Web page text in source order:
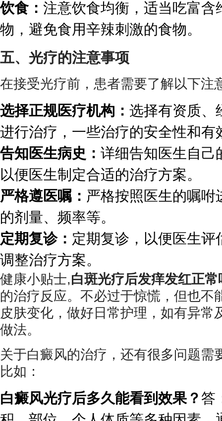
饮食： 注意饮食均衡，适当吃富含
物，避免食用辛辣刺激的食物。
五、光疗的注意事项
在接受光疗前，患者需要了解以下注
选择正规医疗机构： 选择有资质、
进行治疗，一些治疗的安全性和有
告知医生病史： 详细告知医生自己
以便医生制定合适的治疗方案。
严格遵医嘱： 严格按照医生的嘱
的剂量、频率等。
定期复诊： 定期复诊，以便医生评
调整治疗方案。
健康小贴士,白斑光疗后发痒发红正常
的治疗反应。不必过于惊慌，但也不
皮肤变化，做好日常护理，如有异常
做法。
关于白癜风的治疗，还有很多问题需
比如：
白癜风光疗后多久能看到效果？ 答